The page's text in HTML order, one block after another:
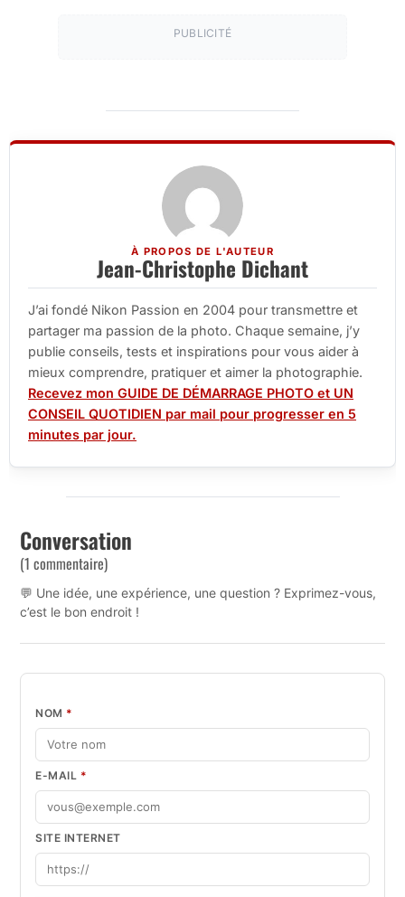
PUBLICITÉ
À PROPOS DE L'AUTEUR
Jean-Christophe Dichant
J’ai fondé Nikon Passion en 2004 pour transmettre et
partager ma passion de la photo. Chaque semaine, j’y
publie conseils, tests et inspirations pour vous aider à
mieux comprendre, pratiquer et aimer la photographie.
Recevez mon GUIDE DE DÉMARRAGE PHOTO et UN
CONSEIL QUOTIDIEN par mail pour progresser en 5
minutes par jour.
Conversation
(1 commentaire)
💬 Une idée, une expérience, une question ? Exprimez-vous,
c’est le bon endroit !
NOM *
E-MAIL *
SITE INTERNET